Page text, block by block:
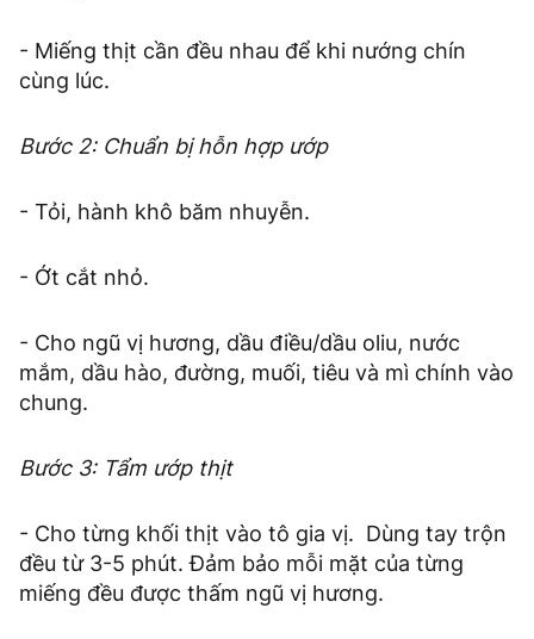
- Miếng thịt cần đều nhau để khi nướng chín
cùng lúc.
Bước 2: Chuẩn bị hỗn hợp ướp
- Tỏi, hành khô băm nhuyễn.
- Ớt cắt nhỏ.
- Cho ngũ vị hương, dầu điều/dầu oliu, nước
mắm, dầu hào, đường, muối, tiêu và mì chính vào
chung.
Bước 3: Tẩm ướp thịt
- Cho từng khối thịt vào tô gia vị. Dùng tay trộn
đều từ 3-5 phút. Đảm bảo mỗi mặt của từng
miếng đều được thấm ngũ vị hương.